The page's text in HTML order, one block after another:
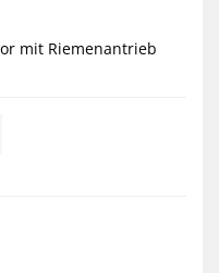
mit Riemenantrieb